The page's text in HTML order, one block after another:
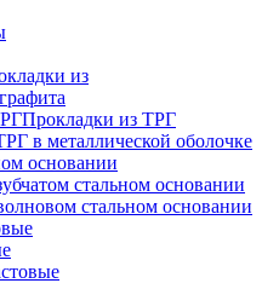
из
Прокладки из ТРГ
в металлической оболочке
основании
стальном основании
стальном основании